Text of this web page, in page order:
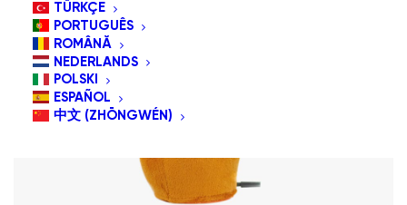
TÜRKÇE
PORTUGUÊS
ROMÂNĂ
NEDERLANDS
POLSKI
ESPAÑOL
中文 (ZHŌNGWÉN)